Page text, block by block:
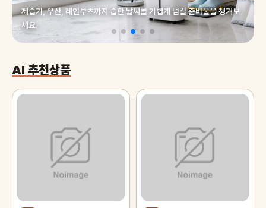
제습기, 우산, 레인부츠까지 습한 날씨를 가볍게 넘길 준비물을 챙겨보
세요.
AI 추천상품